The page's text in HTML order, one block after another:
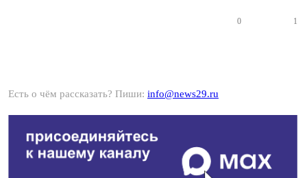
0 1
Есть о чём рассказать? Пиши: info@news29.ru